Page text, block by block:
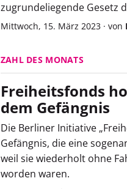
zugrundeliegende Gesetz
Mittwoch, 15. März 2023· von
ZAHL DES MONATS
Freiheitsfonds
dem Gefängnis
Die Berliner Initiative
Gefängnis, die eine
weil sie wiederholt ohne
worden waren.